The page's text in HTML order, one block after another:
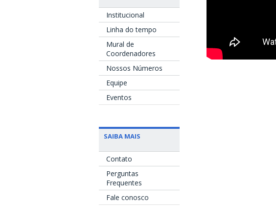
Institucional
Linha do tempo
Mural de
Coordenadores
Nossos Números
Equipe
Eventos
SAIBA MAIS
Contato
Perguntas
Frequentes
Fale conosco